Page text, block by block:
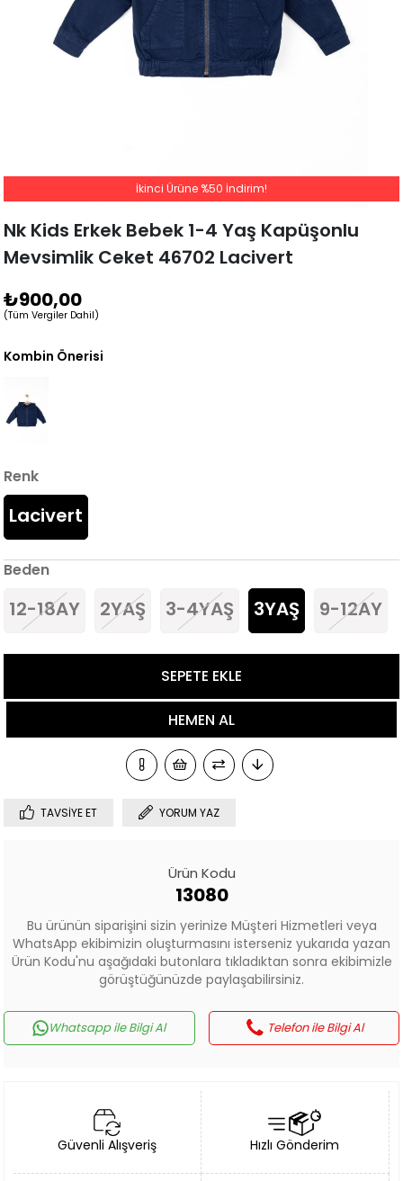
Nk Kids Erkek Bebek 1-4 Yaş Kapüşonlu
Mevsimlik Ceket 46702 Lacivert
₺900,00
(Tüm Vergiler Dahil)
İkinci Ürüne %50 İndirim!
Kombin Önerisi
Renk
Lacivert
Beden
12-18AY 2YAŞ 3-4YAŞ 3YAŞ 9-12AY
TAVSIYE ET YORUM YAZ
Ürün Kodu
13080
Bu ürünün siparişini sizin yerinize Müşteri Hizmetleri veya
WhatsApp ekibimizin oluşturmasını isterseniz yukarıda yazan
Ürün Kodu'nu aşağıdaki butonlara tıkladıktan sonra ekibimizle
görüştüğünüzde paylaşabilirsiniz.
Whatsapp ile Bilgi Al Telefon ile Bilgi Al
Güvenli Alışveriş Hızlı Gönderim